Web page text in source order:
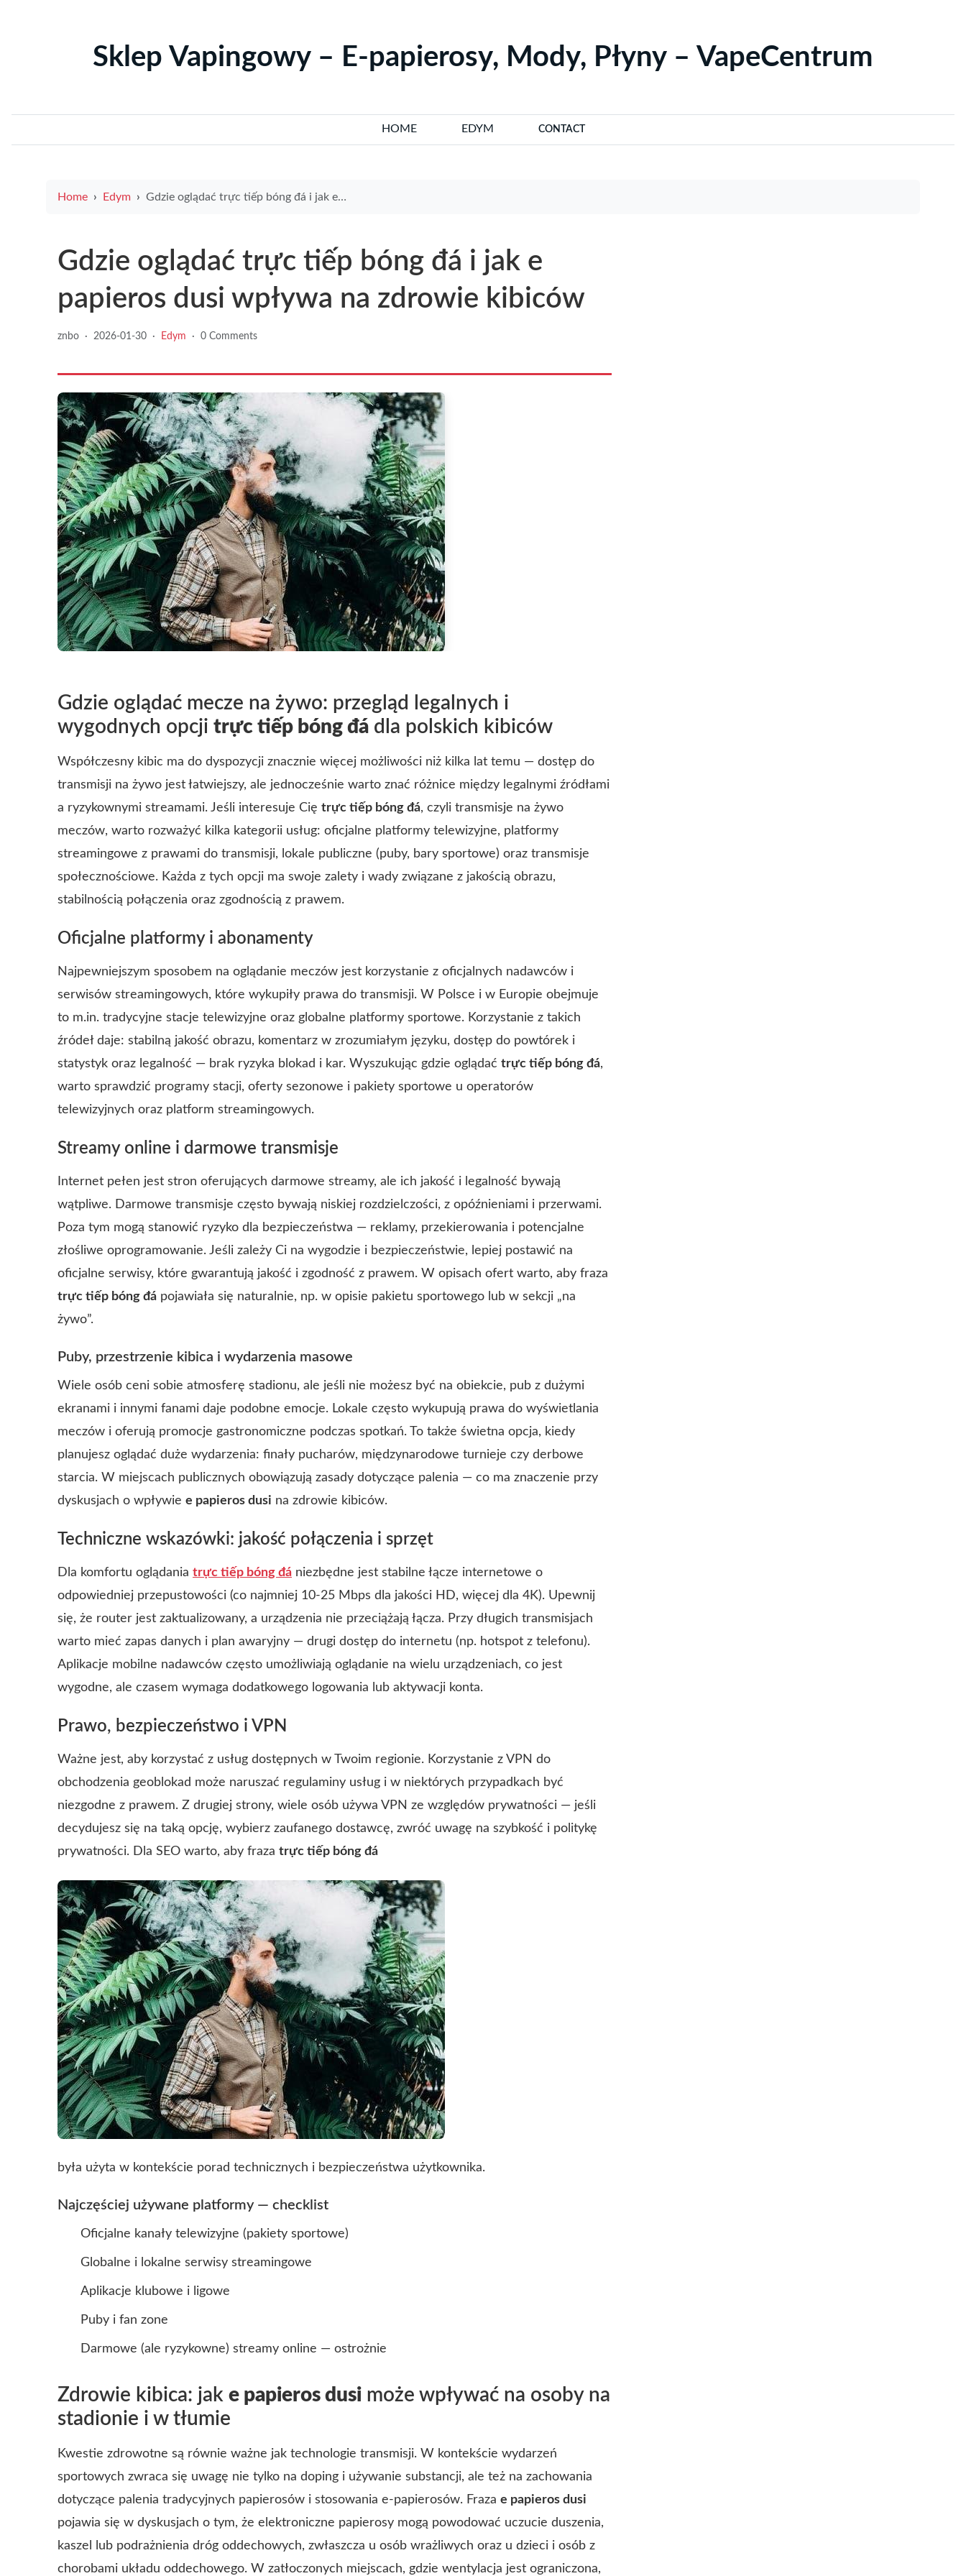
Sklep Vapingowy – E-papierosy, Mody, Płyny – VapeCentrum
HOME EDYM CONTACT
Home Edym Gdzie oglądać trực tiếp bóng đá i jak e papieros dusi wpływa na zdrowie kibiców
Gdzie oglądać trực tiếp bóng đá i jak e
papieros dusi wpływa na zdrowie kibiców
znbo · 2026-01-30 · Edym · 0 Comments
Gdzie oglądać mecze na żywo: przegląd legalnych i
wygodnych opcji trực tiếp bóng đá dla polskich kibiców
Współczesny kibic ma do dyspozycji znacznie więcej możliwości niż kilka lat temu — dostęp do
transmisji na żywo jest łatwiejszy, ale jednocześnie warto znać różnice między legalnymi źródłami
a ryzykownymi streamami. Jeśli interesuje Cię trực tiếp bóng đá, czyli transmisje na żywo
meczów, warto rozważyć kilka kategorii usług: oficjalne platformy telewizyjne, platformy
streamingowe z prawami do transmisji, lokale publiczne (puby, bary sportowe) oraz transmisje
społecznościowe. Każda z tych opcji ma swoje zalety i wady związane z jakością obrazu,
stabilnością połączenia oraz zgodnością z prawem.
Oficjalne platformy i abonamenty
Najpewniejszym sposobem na oglądanie meczów jest korzystanie z oficjalnych nadawców i
serwisów streamingowych, które wykupiły prawa do transmisji. W Polsce i w Europie obejmuje
to m.in. tradycyjne stacje telewizyjne oraz globalne platformy sportowe. Korzystanie z takich
źródeł daje: stabilną jakość obrazu, komentarz w zrozumiałym języku, dostęp do powtórek i
statystyk oraz legalność — brak ryzyka blokad i kar. Wyszukując gdzie oglądać trực tiếp bóng đá,
warto sprawdzić programy stacji, oferty sezonowe i pakiety sportowe u operatorów
telewizyjnych oraz platform streamingowych.
Streamy online i darmowe transmisje
Internet pełen jest stron oferujących darmowe streamy, ale ich jakość i legalność bywają
wątpliwe. Darmowe transmisje często bywają niskiej rozdzielczości, z opóźnieniami i przerwami.
Poza tym mogą stanowić ryzyko dla bezpieczeństwa — reklamy, przekierowania i potencjalne
złośliwe oprogramowanie. Jeśli zależy Ci na wygodzie i bezpieczeństwie, lepiej postawić na
oficjalne serwisy, które gwarantują jakość i zgodność z prawem. W opisach ofert warto, aby fraza
trực tiếp bóng đá pojawiała się naturalnie, np. w opisie pakietu sportowego lub w sekcji „na
żywo”.
Puby, przestrzenie kibica i wydarzenia masowe
Wiele osób ceni sobie atmosferę stadionu, ale jeśli nie możesz być na obiekcie, pub z dużymi
ekranami i innymi fanami daje podobne emocje. Lokale często wykupują prawa do wyświetlania
meczów i oferują promocje gastronomiczne podczas spotkań. To także świetna opcja, kiedy
planujesz oglądać duże wydarzenia: finały pucharów, międzynarodowe turnieje czy derbowe
starcia. W miejscach publicznych obowiązują zasady dotyczące palenia — co ma znaczenie przy
dyskusjach o wpływie e papieros dusi na zdrowie kibiców.
Techniczne wskazówki: jakość połączenia i sprzęt
Dla komfortu oglądania trực tiếp bóng đá niezbędne jest stabilne łącze internetowe o
odpowiedniej przepustowości (co najmniej 10-25 Mbps dla jakości HD, więcej dla 4K). Upewnij
się, że router jest zaktualizowany, a urządzenia nie przeciążają łącza. Przy długich transmisjach
warto mieć zapas danych i plan awaryjny — drugi dostęp do internetu (np. hotspot z telefonu).
Aplikacje mobilne nadawców często umożliwiają oglądanie na wielu urządzeniach, co jest
wygodne, ale czasem wymaga dodatkowego logowania lub aktywacji konta.
Prawo, bezpieczeństwo i VPN
Ważne jest, aby korzystać z usług dostępnych w Twoim regionie. Korzystanie z VPN do
obchodzenia geoblokad może naruszać regulaminy usług i w niektórych przypadkach być
niezgodne z prawem. Z drugiej strony, wiele osób używa VPN ze względów prywatności — jeśli
decydujesz się na taką opcję, wybierz zaufanego dostawcę, zwróć uwagę na szybkość i politykę
prywatności. Dla SEO warto, aby fraza trực tiếp bóng đá
była użyta w kontekście porad technicznych i bezpieczeństwa użytkownika.
Najczęściej używane platformy — checklist
Oficjalne kanały telewizyjne (pakiety sportowe)
Globalne i lokalne serwisy streamingowe
Aplikacje klubowe i ligowe
Puby i fan zone
Darmowe (ale ryzykowne) streamy online — ostrożnie
Zdrowie kibica: jak e papieros dusi może wpływać na osoby na
stadionie i w tłumie
Kwestie zdrowotne są równie ważne jak technologie transmisji. W kontekście wydarzeń
sportowych zwraca się uwagę nie tylko na doping i używanie substancji, ale też na zachowania
dotyczące palenia tradycyjnych papierosów i stosowania e-papierosów. Fraza e papieros dusi
pojawia się w dyskusjach o tym, że elektroniczne papierosy mogą powodować uczucie duszenia,
kaszel lub podrażnienia dróg oddechowych, zwłaszcza u osób wrażliwych oraz u dzieci i osób z
chorobami układu oddechowego. W zatłoczonych miejscach, gdzie wentylacja jest ograniczona,